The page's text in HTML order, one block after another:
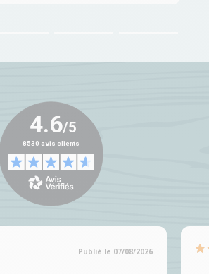
Publié le 07/08/2026